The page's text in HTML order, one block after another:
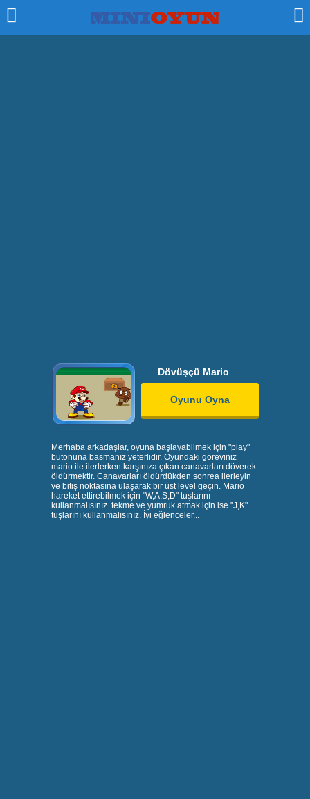
Dövüşçü Mario
Oyunu Oyna
Merhaba arkadaşlar, oyuna başlayabilmek için "play"
butonuna basmanız yeterlidir. Oyundaki göreviniz
mario ile ilerlerken karşınıza çıkan canavarları döverek
öldürmektir. Canavarları öldürdükden sonrea ilerleyin
ve bitiş noktasına ulaşarak bir üst level geçin. Mario
hareket ettirebilmek için "W,A,S,D" tuşlarını
kullanmalısınız. tekme ve yumruk atmak için ise "J,K"
tuşlarını kullanmalısınız. İyi eğlenceler...